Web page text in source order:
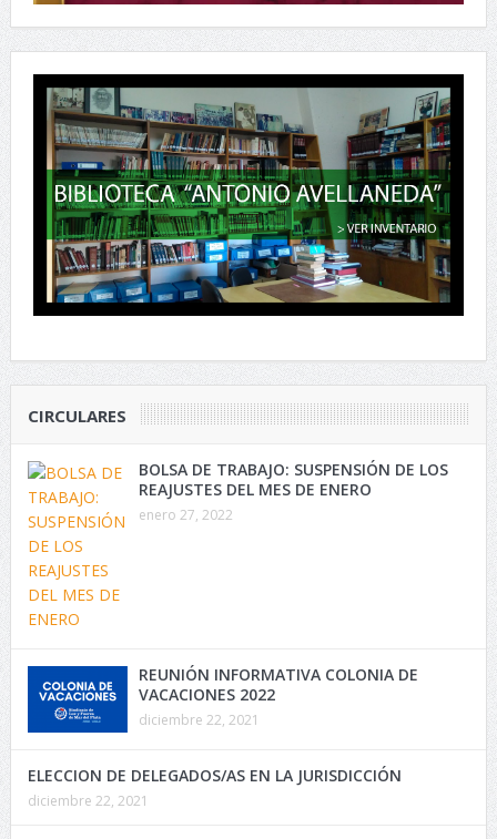
CIRCULARES
BOLSA DE TRABAJO: SUSPENSIÓN DE LOS
REAJUSTES DEL MES DE ENERO
enero 27, 2022
REUNIÓN INFORMATIVA COLONIA DE
VACACIONES 2022
diciembre 22, 2021
ELECCION DE DELEGADOS/AS EN LA JURISDICCIÓN
diciembre 22, 2021